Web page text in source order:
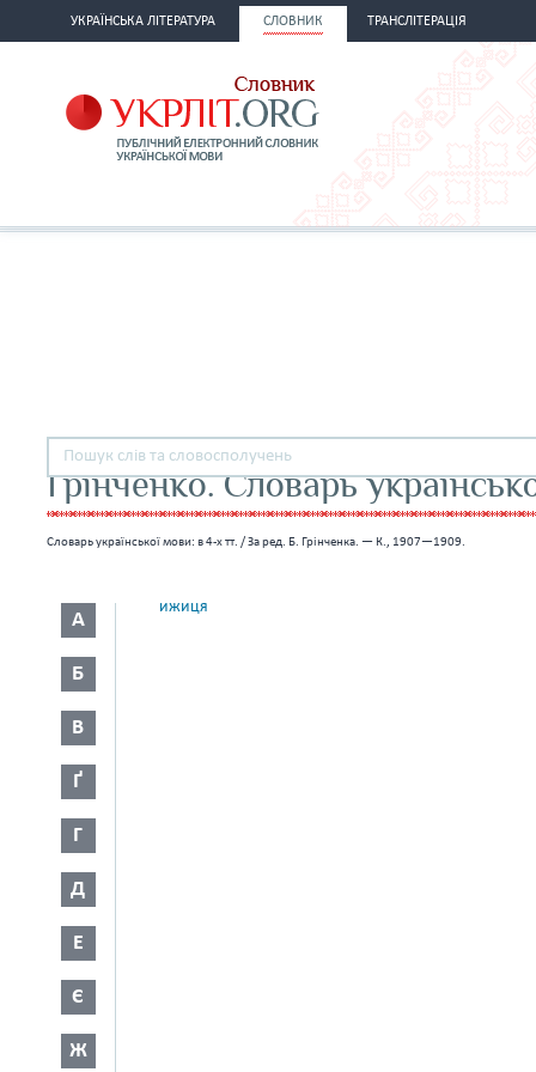
УКРАЇНСЬКА ЛІТЕРАТУРА СЛОВНИК ТРАНСЛІТЕРАЦІЯ
Грінченко. Словарь
Словарь української мови: в 4-х тт. / За ред. Б. Грінченка. — К., 1907—1909.
А
Б
В
Ґ
Г
Д
Е
Є
Ж
ижиця